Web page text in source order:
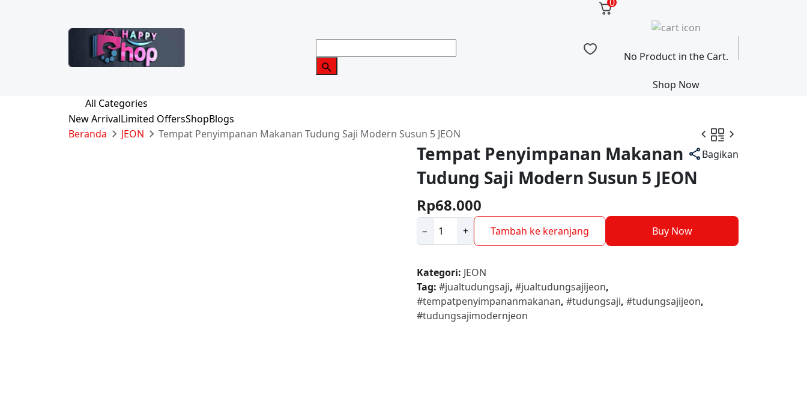
No Product in the Cart.
Shop Now
All Categories
New ArrivalLimited OffersShopBlogs
Beranda
JEON Tempat Penyimpanan Makanan Tudung Saji Modern Susun 5 JEON
Tempat Penyimpanan Makanan
Tudung Saji Modern Susun 5 JEON
Bagikan
Rp68.000
−
Kuantitas
Tempat
Makanan
Tudung
Saji
Modern
Susun
+ Tambah ke keranjang Buy Now
Kategori: JEON
Tag:#jualtudungsaji,#jualtudungsajijeon,
#tempatpenyimpananmakanan,#tudungsaji,#tudungsajijeon,
#tudungsajimodernjeon